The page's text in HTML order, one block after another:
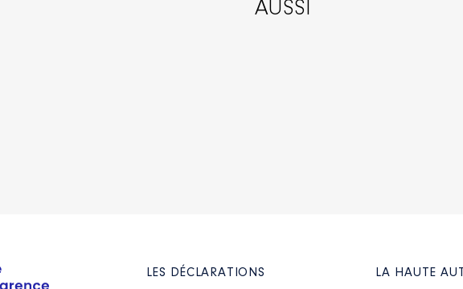
AUSSI
LES DÉCLARATIONS LA HAUTE